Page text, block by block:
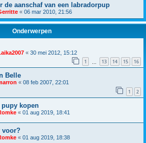
de aanschaf van een labradorpup
« 06 mar 2010, 21:56
Onderwerpen
« 30 mei 2012, 15:12
1 13 14 15 16
Belle
« 08 feb 2007, 22:01
1 2
kopen
« 01 aug 2019, 18:41
voor?
« 01 aug 2019, 18:38